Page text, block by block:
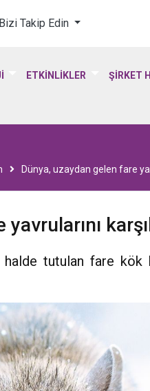
&
Bizi Takip Edin
ETKİNLİKLER ŞİRKET
Dünya, uzaydan gelen fare
halde tutulan fare kök